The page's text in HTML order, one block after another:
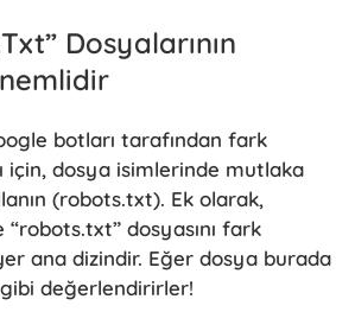
Dosyalarının
botları tarafından fark
için, dosya isimlerinde mutlaka
(robots.txt). Ek olarak,
“robots.txt” dosyasını fark
ana dizindir. Eğer dosya burada
değerlendirirler!